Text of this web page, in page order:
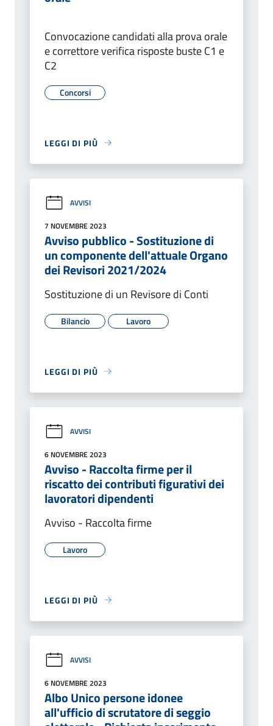
Convocazione candidati alla prova orale
e correttore verifica risposte buste C1 e
C2
Concorsi
LEGGI DI PIÙ
AVVISI
7 NOVEMBRE 2023
Avviso pubblico - Sostituzione di
un componente dell'attuale Organo
dei Revisori 2021/2024
Sostituzione di un Revisore di Conti
Bilancio Lavoro
LEGGI DI PIÙ
AVVISI
6 NOVEMBRE 2023
Avviso - Raccolta firme per il
riscatto dei contributi figurativi dei
lavoratori dipendenti
Avviso - Raccolta firme
Lavoro
LEGGI DI PIÙ
AVVISI
6 NOVEMBRE 2023
Albo Unico persone idonee
all'ufficio di scrutatore di seggio